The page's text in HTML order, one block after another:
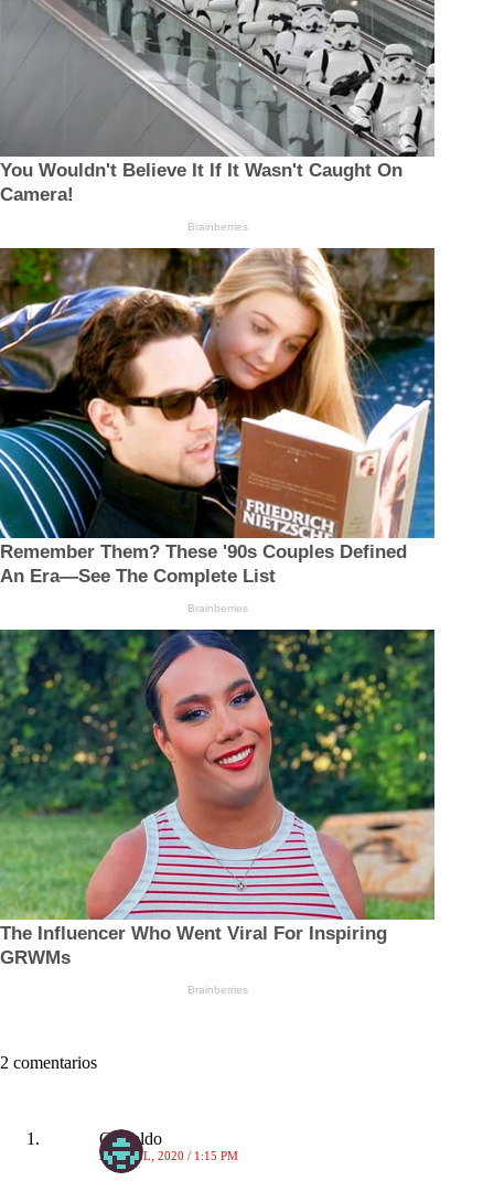
2 comentarios
Oswaldo
23 ABRIL, 2020 / 1:15 PM